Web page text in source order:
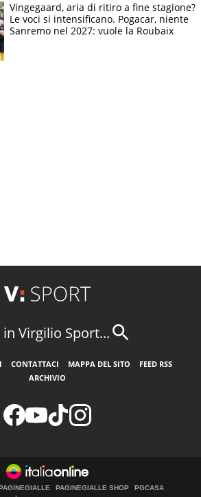
Vingegaard, aria di ritiro a fine stagione?
Le voci si intensificano. Pogacar, niente
Sanremo nel 2027: vuole la Roubaix
in Virgilio Sport...
CONTATTACI MAPPA DEL SITO
FEED RSS
ARCHIVIO
PAGINEGIALLE PAGINEGIALLE SHOP
PGCASA